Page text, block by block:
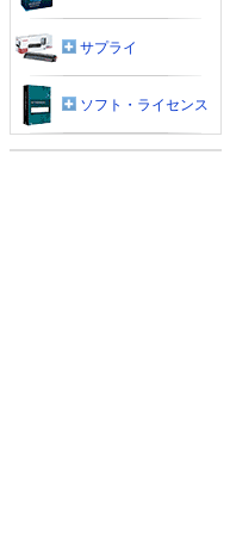
サプライ
ソフト・ライセンス